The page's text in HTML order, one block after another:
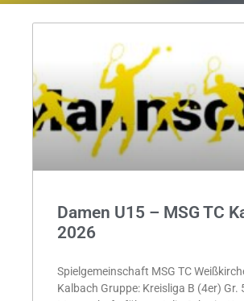
Damen U15 – MSG TC
2026
Spielgemeinschaft MSG TC
Kalbach Gruppe: Kreisliga B (4er) Gr.